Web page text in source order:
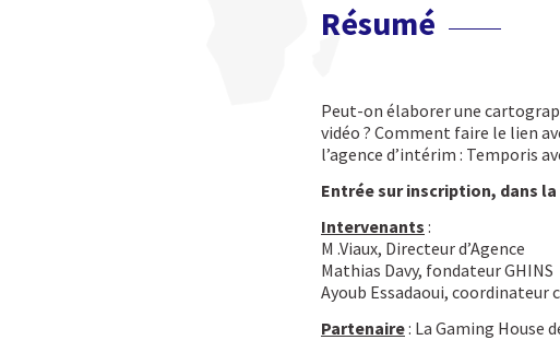
Résumé
Peut-on élaborer une
vidéo ? Comment faire le lien
l’agence d’intérim : Temporis
Entrée sur inscription, dans
Intervenants :
M .Viaux, Directeur d’Agence
Mathias Davy, fondateur GHINS
Ayoub Essadaoui, coordinateur
Partenaire: La Gaming House